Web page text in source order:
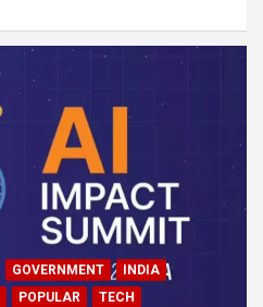
GOVERNMENT
INDIA
POPULAR TECH